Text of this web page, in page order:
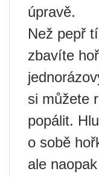
úpravě.
Než pepř
zbavíte
si můžete
popálit.
o sobě
ale